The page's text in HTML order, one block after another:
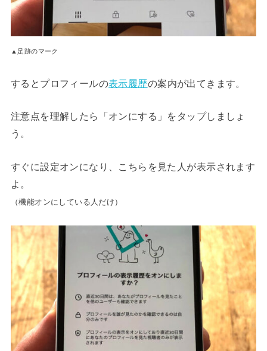
▲足跡のマーク
するとプロフィールの表示履歴の案内が出てきます。
注意点を理解したら「オンにする」をタップしましょ
う。
すぐに設定オンになり、こちらを見た人が表示されます
よ。
（機能オンにしている人だけ）